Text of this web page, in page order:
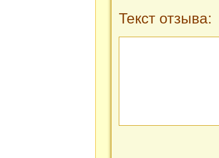
Текст отзыва: